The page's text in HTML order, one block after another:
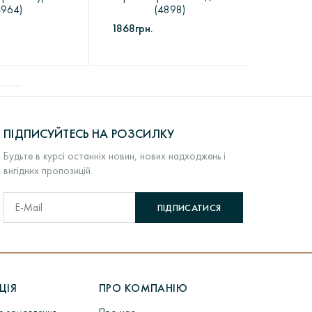
тут
форм для лиття> Лиття заготовок
в контактах або ж на e-mail
(4898)
1868грн.
ПІДПИСУЙТЕСЬ НА РОЗСИЛКУ
Будьте в курсі останніх новин, нових надходжень і
вигідних пропозицій.
ПІДПИСАТИСЯ
ПРО КОМПАНІЮ